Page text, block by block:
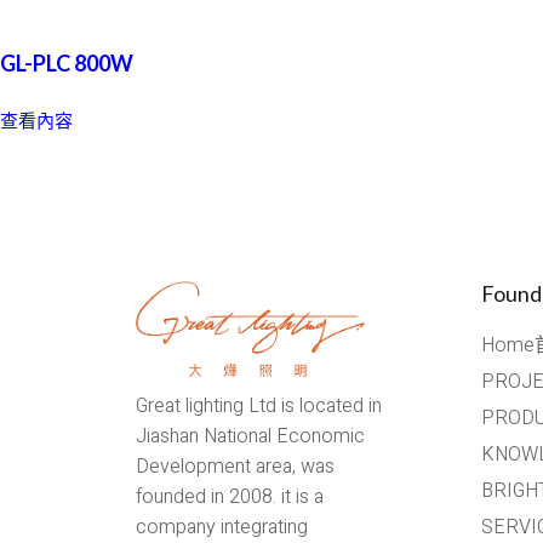
GL-PLC 800W
查看內容
Great lighting Ltd is located in
Jiashan National Economic
Development area, was
founded in 2008. it is a
company integrating
Home